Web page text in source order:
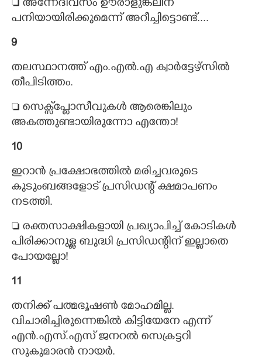
 അന്നേദിവസം ഊരാളുങ്കലിന്
പനിയായിരിക്കുമെന്ന് അറീച്ചിട്ടൊണ്ട്....
9
തലസ്ഥാനത്ത് എം.എൽ.എ ക്വാർട്ടേഴ്സിൽ
തീപിടിത്തം.
 സെക്സ്‌‌പ്ളോസീവുകൾ ആരെങ്കിലും
അകത്തുണ്ടായിരുന്നോ എന്തോ!
10
ഇറാൻ പ്രക്ഷോഭത്തിൽ മരിച്ചവരുടെ
കുടുംബങ്ങളോട് പ്രസിഡന്റ് ക്ഷമാപണം
നടത്തി.
 രക്തസാക്ഷികളായി പ്രഖ്യാപിച്ച് കോടികൾ
പിരിക്കാനുള്ള ബുദ്ധി പ്രസിഡന്റിന് ഇല്ലാതെ
പോയല്ലോ!
11
തനിക്ക് പത്മഭൂഷൺ മോഹമില്ല.
വിചാരിച്ചിരുന്നെങ്കിൽ കിട്ടിയേനേ എന്ന്
എൻ.എസ്.എസ് ജനറൽ സെക്രട്ടറി
സുകുമാരൻ നായർ.